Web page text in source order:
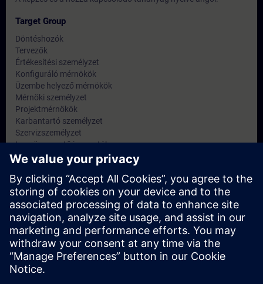
Target Group
Döntéshozók
Tervezők
Értékesítési személyzet
Konfiguráló mérnökök
Üzembe helyező mérnökök
Mérnöki személyzet
Projektmérnökök
Karbantartó személyzet
Szervizszemélyzet
Ipar: ügyvezető igazgatók
IT: informatikai igazgatók, hálózattervezők és rendszergazdák
Dates And Registration
Currently, no events available
Add yourself to the course request list and you will be notified
when new dates become available.
Activate notification service